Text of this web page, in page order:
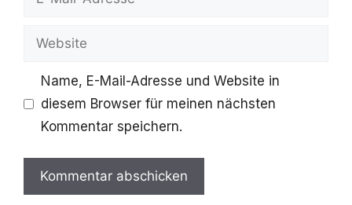
Adresse
Website
Name, E-Mail-Adresse und Website in
diesem Browser für meinen nächsten
Kommentar speichern.